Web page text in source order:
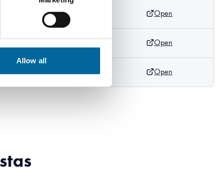
Allow all
Open
Open
Open